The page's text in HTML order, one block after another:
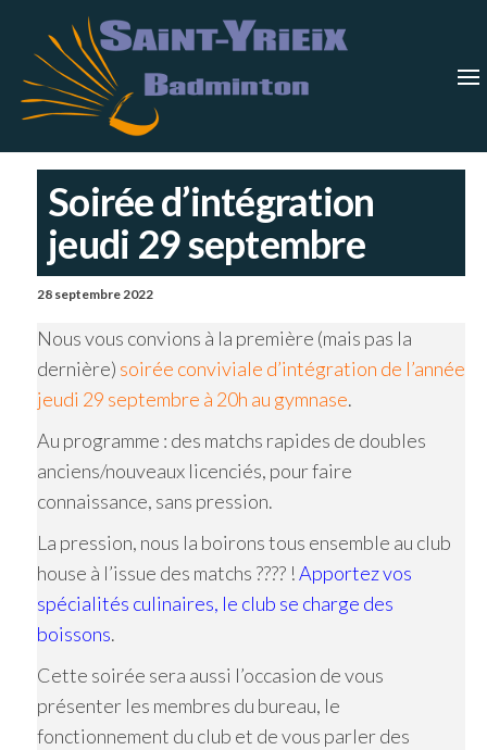
the
content
Soirée d’intégration
jeudi 29 septembre
28 septembre 2022
Nous vous convions à la première (mais pas la
dernière) soirée conviviale d’intégration de l’année
jeudi 29 septembre à 20h au gymnase.
Au programme : des matchs rapides de doubles
anciens/nouveaux licenciés, pour faire
connaissance, sans pression.
La pression, nous la boirons tous ensemble au club
house à l’issue des matchs ???? !Apportez vos
spécialités culinaires, le club se charge des
boissons.
Cette soirée sera aussi l’occasion de vous
présenter les membres du bureau, le
fonctionnement du club et de vous parler des